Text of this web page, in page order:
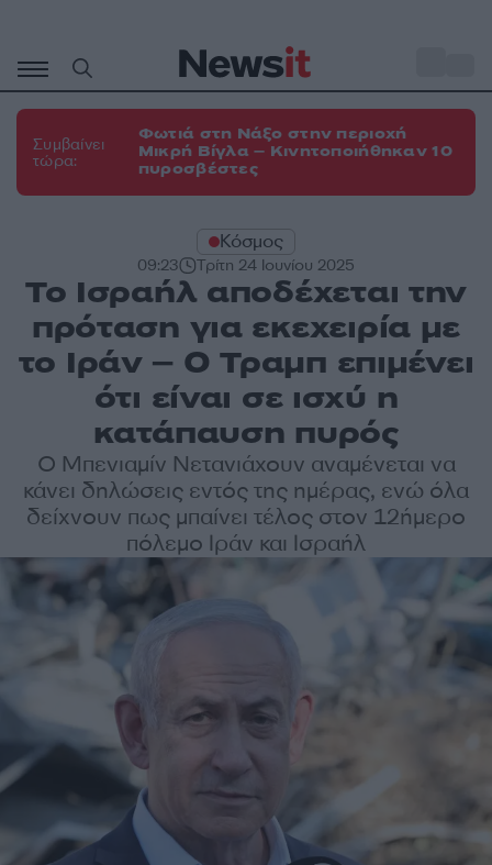
περιεχόμενο
Συμβαίνει
τώρα:
Φωτιά στη Νάξο στην περιοχή
Μικρή Βίγλα – Κινητοποιήθηκαν 10
πυροσβέστες
Κόσμος
09:23 Τρίτη 24 Ιουνίου 2025
Το Ισραήλ αποδέχεται την
πρόταση για εκεχειρία με
το Ιράν – Ο Τραμπ επιμένει
ότι είναι σε ισχύ η
κατάπαυση πυρός
Ο Μπενιαμίν Νετανιάχουν αναμένεται να
κάνει δηλώσεις εντός της ημέρας, ενώ όλα
δείχνουν πως μπαίνει τέλος στον 12ήμερο
πόλεμο Ιράν και Ισραήλ